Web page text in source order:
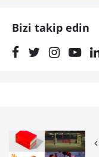
Bizi takip edin